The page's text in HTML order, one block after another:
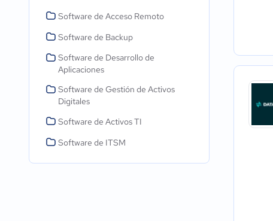
Software de Acceso Remoto
Software de Backup
Software de Desarrollo de
Aplicaciones
Software de Gestión de Activos
Digitales
Software de Activos TI
Software de ITSM